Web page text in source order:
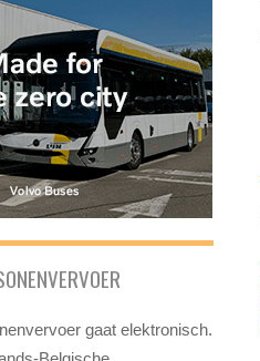
gaat elektronisch.